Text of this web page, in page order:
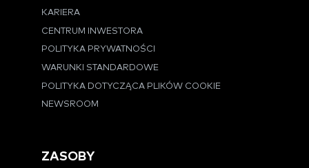
KARIERA
CENTRUM INWESTORA
POLITYKA PRYWATNOŚCI
WARUNKI STANDARDOWE
POLITYKA DOTYCZĄCA PLIKÓW COOKIE
NEWSROOM
ZASOBY